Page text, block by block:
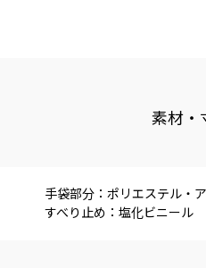
素材・
手袋部分：ポリエステル・
すべり止め：塩化ビニール